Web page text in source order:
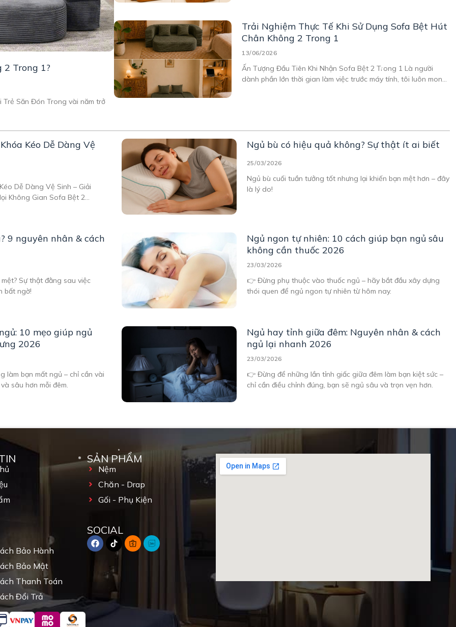
2 Trong 1?
Trẻ Săn Đón Trong vài năm trở
Trải Nghiệm Thực Tế Khi Sử Dụng Sofa Bệt Hút
Chân Không 2 Trong 1
13/06/2026
Ấn Tượng Đầu Tiên Khi Nhận Sofa Bệt 2 Trong 1 Là người
dành phần lớn thời gian làm việc trước máy tính, tôi luôn mong
Kéo Dễ Dàng Vệ
Dễ Dàng Vệ Sinh – Giải
Không Gian Sofa Bệt 2
Ngủ bù có hiệu quả không? Sự thật ít ai biết
25/03/2026
Ngủ bù cuối tuần tưởng tốt nhưng lại khiến bạn mệt hơn – đây
là lý do!
9 nguyên nhân & cách
Sự thật đằng sau việc
bất ngờ!
Ngủ ngon tự nhiên: 10 cách giúp bạn ngủ sâu
không cần thuốc 2026
23/03/2026
👉 Đừng phụ thuộc vào thuốc ngủ – hãy bắt đầu xây dựng
thói quen để ngủ ngon tự nhiên từ hôm nay.
10 mẹo giúp ngủ
2026
làm bạn mất ngủ – chỉ cần vài
sâu hơn mỗi đêm.
Ngủ hay tỉnh giữa đêm: Nguyên nhân & cách
ngủ lại nhanh 2026
23/03/2026
👉 Đừng để những lần tỉnh giấc giữa đêm làm bạn kiệt sức –
chỉ cần điều chỉnh đúng, bạn sẽ ngủ sâu và trọn vẹn hơn.
Bảo Hành
Bảo Mật
Thanh Toán
Đổi Trả
SẢN PHẨM
Nệm
Chăn - Drap
Gối - Phụ Kiện
SOCIAL